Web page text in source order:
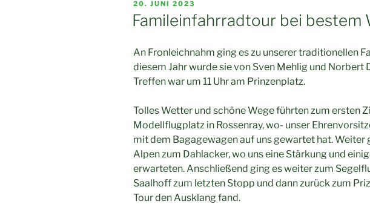
VERÖFFENTLICHT
AM
20. JUNI 2023
Famileinfahrradtour bei bestem
An Fronleichnahm ging es zu unserer traditionellen
diesem Jahr wurde sie von Sven Mehlig und Norbert
Treffen war um 11 Uhr am Prinzenplatz.
Tolles Wetter und schöne Wege führten zum ersten
Modellflugplatz in Rossenray, wo- unser
mit dem Bagagewagen auf uns gewartet hat. Weiter
Alpen zum Dahlacker, wo uns eine Stärkung und
erwarteten. Anschließend ging es weiter zum
Saalhoff zum letzten Stopp und dann zurück zum
Tour den Ausklang fand.